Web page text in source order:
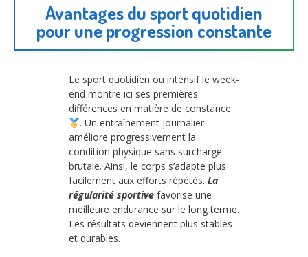
Avantages du sport quotidien
pour une progression constante
Le sport quotidien ou intensif le week-
end montre ici ses premières
différences en matière de constance
. Un entraînement journalier
améliore progressivement la
condition physique sans surcharge
brutale. Ainsi, le corps s’adapte plus
facilement aux efforts répétés. La
régularité sportive favorise une
meilleure endurance sur le long terme.
Les résultats deviennent plus stables
et durables.